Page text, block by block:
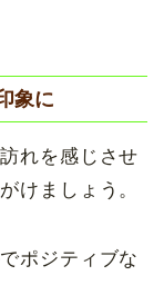
象に
れを感じさせ
けましょう。
ポジティブな